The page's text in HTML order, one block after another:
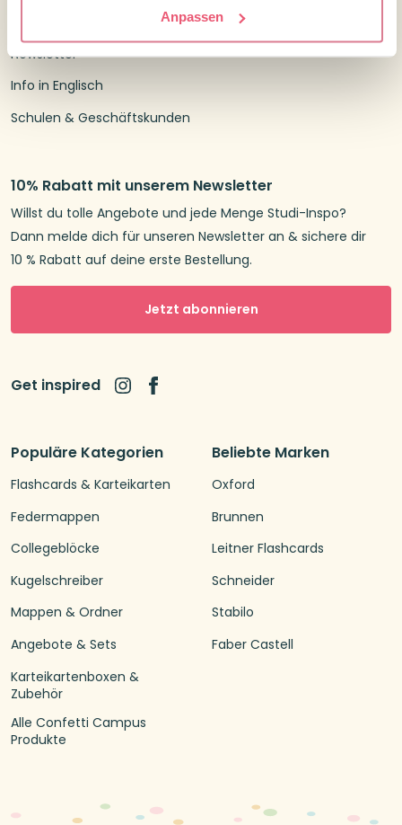
Anpassen
Populäre Kategorien
Flashcards & Karteikarten
Federmappen
Collegeblöcke
Kugelschreiber
Mappen & Ordner
Angebote & Sets
Karteikartenboxen &
Zubehör
Alle Confetti Campus
Produkte
Beliebte Marken
Oxford
Brunnen
Leitner Flashcards
Schneider
Stabilo
Faber Castell
Newsletter
Info in Englisch
Schulen & Geschäftskunden
10% Rabatt mit unserem Newsletter
Willst du tolle Angebote und jede Menge Studi-Inspo?
Dann melde dich für unseren Newsletter an & sichere dir
10 % Rabatt auf deine erste Bestellung.
Jetzt abonnieren
Get inspired